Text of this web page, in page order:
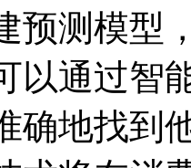
预测模型
以通过智
确地找到